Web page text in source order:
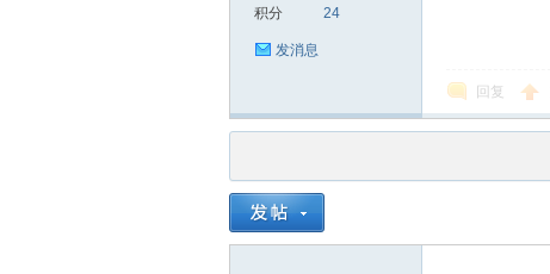
品
积分 24
发消息
回复